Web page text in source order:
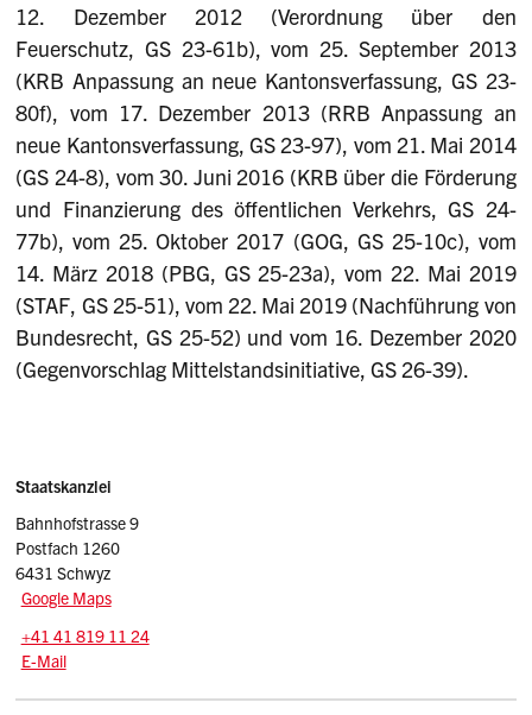
12. Dezember 2012 (Verordnung über den
Feuerschutz, GS 23-61b), vom 25. September 2013
(KRB Anpassung an neue Kantonsverfassung, GS 23-
80f), vom 17. Dezember 2013 (RRB Anpassung an
neue Kantonsverfassung, GS 23-97), vom 21. Mai 2014
(GS 24-8), vom 30. Juni 2016 (KRB über die Förderung
und Finanzierung des öffentlichen Verkehrs, GS 24-
77b), vom 25. Oktober 2017 (GOG, GS 25-10c), vom
14. März 2018 (PBG, GS 25-23a), vom 22. Mai 2019
(STAF, GS 25-51), vom 22. Mai 2019 (Nachführung von
Bundesrecht, GS 25-52) und vom 16. Dezember 2020
(Gegenvorschlag Mittelstandsinitiative, GS 26-39).
Sidebar
Adresse
Staatskanzlei
Bahnhofstrasse 9
Postfach 1260
6431 Schwyz
Google Maps
Tel.:
+41 41 819 11 24
E-Mail: srsz
E-Mail